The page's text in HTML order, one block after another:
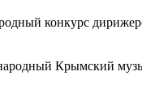
конкурс
Крымский